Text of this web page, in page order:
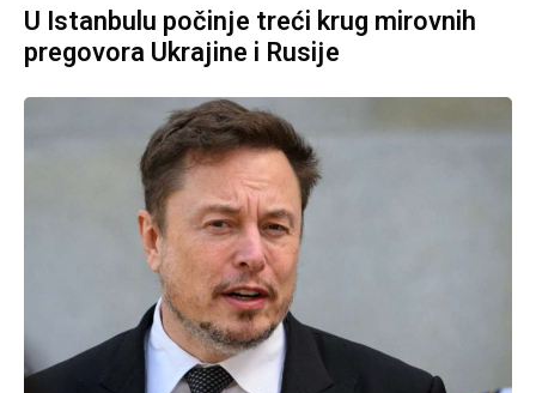
U Istanbulu počinje treći krug mirovnih
pregovora Ukrajine i Rusije